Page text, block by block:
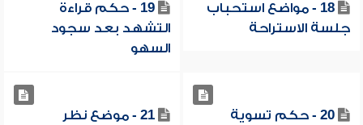
18 - مواضع استحباب
جلسة الاستراحة
19 - حكم قراءة
التشهد بعد سجود
السهو
20 - حكم تسوية 21 - موضع نظر